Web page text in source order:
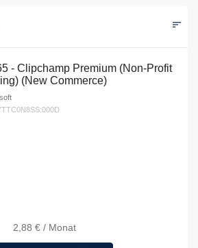
sort
- Clipchamp Premium (Non-Profit
(New Commerce)
2,88 € / Monat